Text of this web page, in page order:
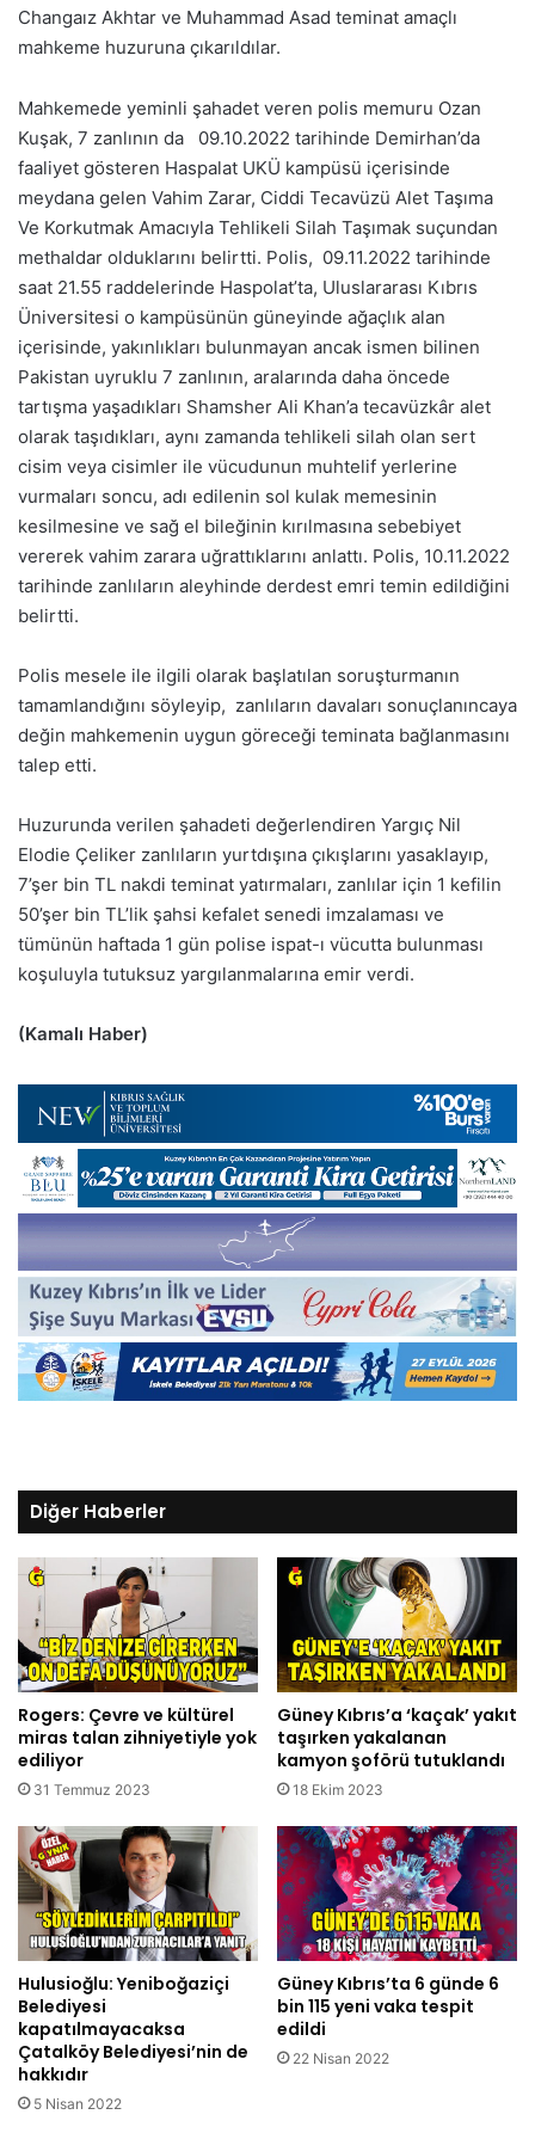
Changaız Akhtar ve Muhammad Asad teminat amaçlı
mahkeme huzuruna çıkarıldılar.
Mahkemede yeminli şahadet veren polis memuru Ozan
Kuşak, 7 zanlının da 09.10.2022 tarihinde Demirhan’da
faaliyet gösteren Haspalat UKÜ kampüsü içerisinde
meydana gelen Vahim Zarar, Ciddi Tecavüzü Alet Taşıma
Ve Korkutmak Amacıyla Tehlikeli Silah Taşımak suçundan
methaldar olduklarını belirtti. Polis, 09.11.2022 tarihinde
saat 21.55 raddelerinde Haspolat’ta, Uluslararası Kıbrıs
Üniversitesi o kampüsünün güneyinde ağaçlık alan
içerisinde, yakınlıkları bulunmayan ancak ismen bilinen
Pakistan uyruklu 7 zanlının, aralarında daha öncede
tartışma yaşadıkları Shamsher Ali Khan’a tecavüzkâr alet
olarak taşıdıkları, aynı zamanda tehlikeli silah olan sert
cisim veya cisimler ile vücudunun muhtelif yerlerine
vurmaları soncu, adı edilenin sol kulak memesinin
kesilmesine ve sağ el bileğinin kırılmasına sebebiyet
vererek vahim zarara uğrattıklarını anlattı. Polis, 10.11.2022
tarihinde zanlıların aleyhinde derdest emri temin edildiğini
belirtti.
Polis mesele ile ilgili olarak başlatılan soruşturmanın
tamamlandığını söyleyip, zanlıların davaları sonuçlanıncaya
değin mahkemenin uygun göreceği teminata bağlanmasını
talep etti.
Huzurunda verilen şahadeti değerlendiren Yargıç Nil
Elodie Çeliker zanlıların yurtdışına çıkışlarını yasaklayıp,
7’şer bin TL nakdi teminat yatırmaları, zanlılar için 1 kefilin
50’şer bin TL’lik şahsi kefalet senedi imzalaması ve
tümünün haftada 1 gün polise ispat-ı vücutta bulunması
koşuluyla tutuksuz yargılanmalarına emir verdi.
(Kamalı Haber)
Diğer Haberler
Rogers: Çevre ve kültürel
miras talan zihniyetiyle yok
ediliyor
31 Temmuz 2023
Güney Kıbrıs’a ‘kaçak’ yakıt
taşırken yakalanan
kamyon şoförü tutuklandı
18 Ekim 2023
Hulusioğlu: Yeniboğaziçi
Belediyesi
kapatılmayacaksa
Çatalköy Belediyesi’nin de
hakkıdır
5 Nisan 2022
Güney Kıbrıs’ta 6 günde 6
bin 115 yeni vaka tespit
edildi
22 Nisan 2022